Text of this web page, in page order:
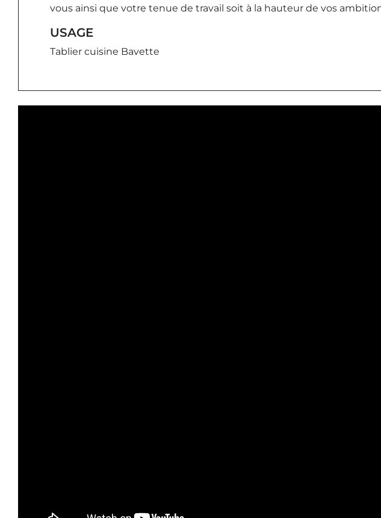
vous ainsi que votre tenue de travail soit à la hauteur de vos
USAGE
Tablier cuisine Bavette